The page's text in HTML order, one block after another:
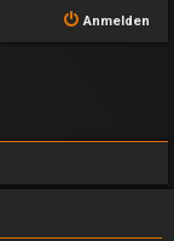
Anmelden